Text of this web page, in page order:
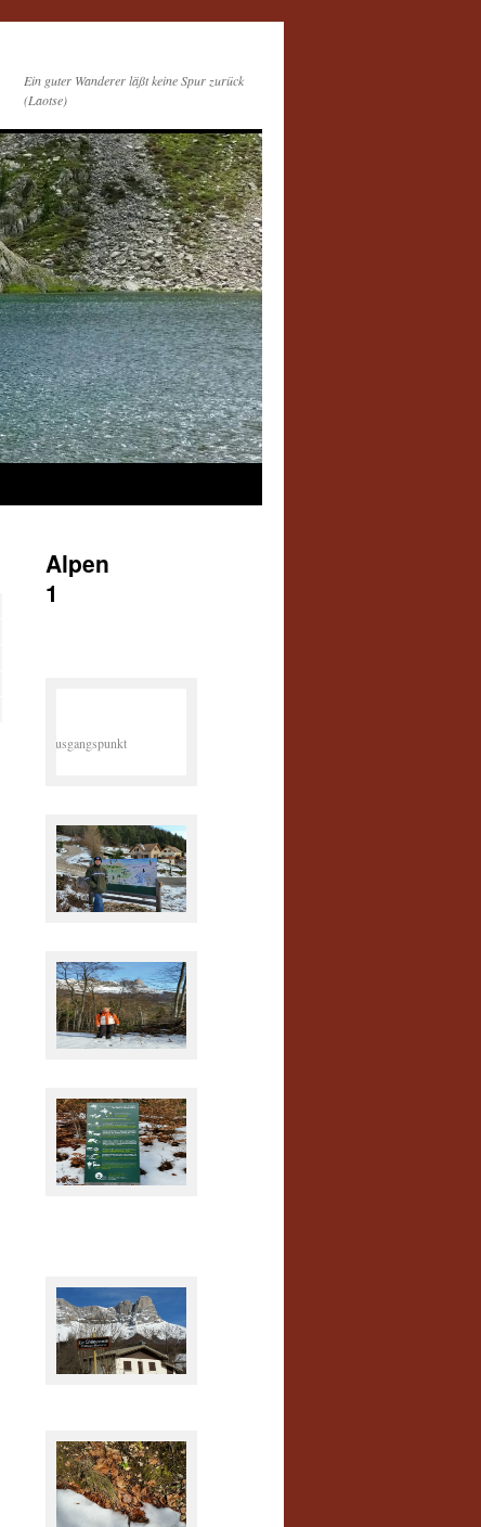
Ein guter Wanderer läßt keine Spur zurück
(Laotse)
Alpen
1
Ausgangspunkt
Winterfreund
Winterfreundin
Das darf man nicht!
Felsen: Die zwei
Schwestern
Tapferes Primelchen